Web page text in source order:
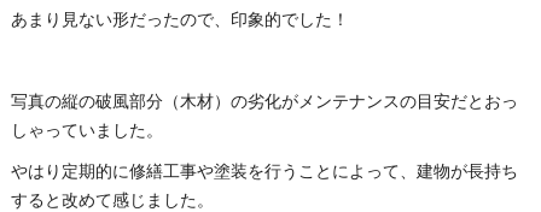
あまり見ない形だったので、印象的でした！
写真の縦の破風部分（木材）の劣化がメンテナンスの目安だとおっ
しゃっていました。
やはり定期的に修繕工事や塗装を行うことによって、建物が長持ち
すると改めて感じました。